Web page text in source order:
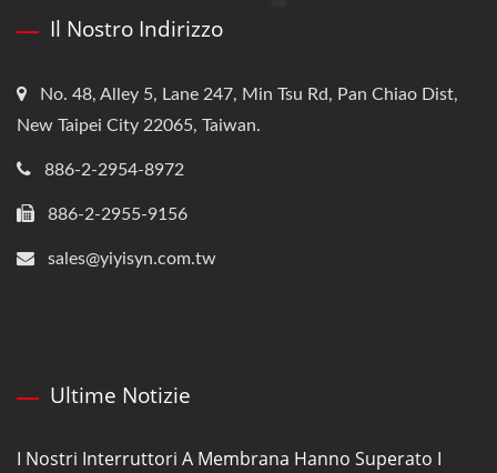
Il Nostro Indirizzo
No. 48, Alley 5, Lane 247, Min Tsu Rd, Pan Chiao Dist,
New Taipei City 22065, Taiwan.
886-2-2954-8972
886-2-2955-9156
sales@yiyisyn.com.tw
Ultime Notizie
I Nostri Interruttori A Membrana Hanno Superato I